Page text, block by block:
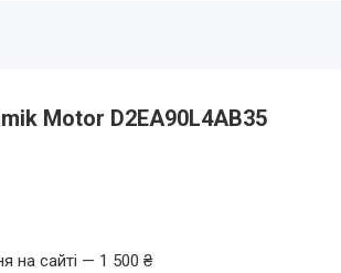
Motor D2EA90L4AB35
на сайті — 1 500 ₴